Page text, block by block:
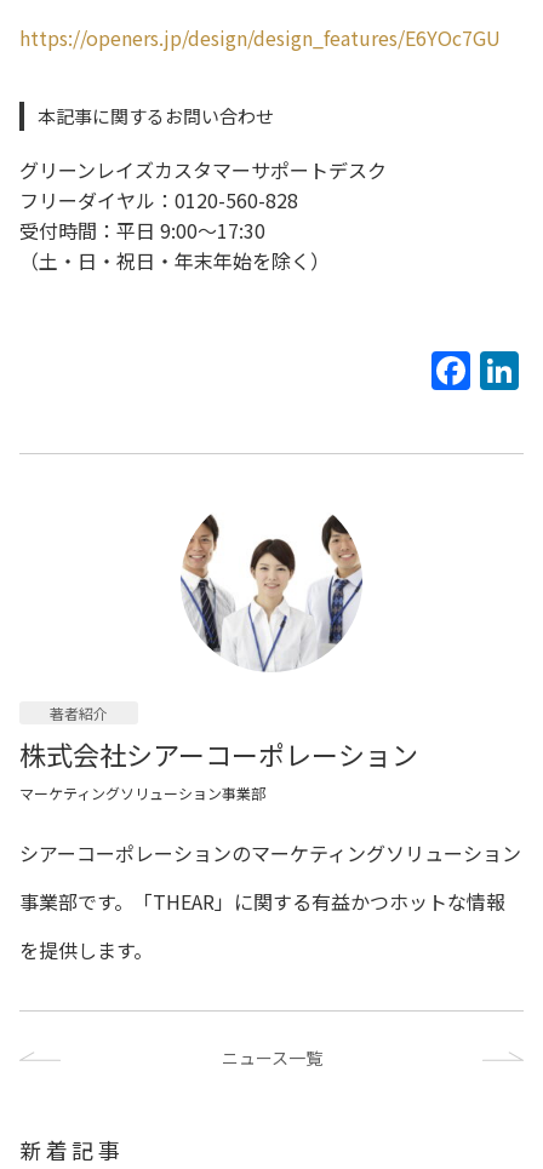
https://openers.jp/design/design_features/E6YOc7GU
本記事に関するお問い合わせ
グリーンレイズカスタマーサポートデスク
フリーダイヤル：0120-560-828
受付時間：平日 9:00〜17:30
（土・日・祝日・年末年始を除く）
著者紹介
株式会社シアーコーポレーション
マーケティングソリューション事業部
シアーコーポレーションのマーケティングソリューション
事業部です。「THEAR」に関する有益かつホットな情報
を提供します。
ニュース一覧
新着記事